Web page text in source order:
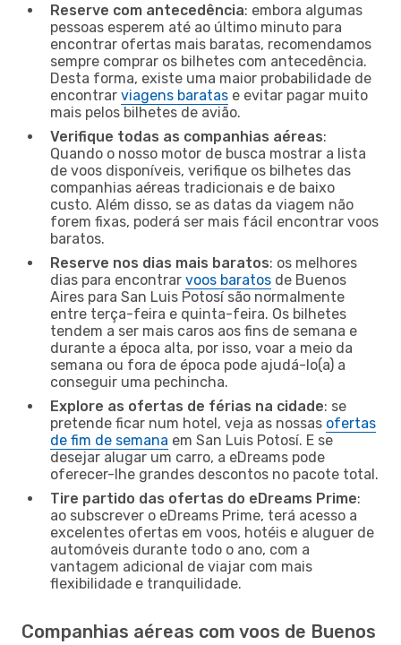
Reserve com antecedência: embora algumas
pessoas esperem até ao último minuto para
encontrar ofertas mais baratas, recomendamos
sempre comprar os bilhetes com antecedência.
Desta forma, existe uma maior probabilidade de
encontrar viagens baratas e evitar pagar muito
mais pelos bilhetes de avião.
Verifique todas as companhias aéreas:
Quando o nosso motor de busca mostrar a lista
de voos disponíveis, verifique os bilhetes das
companhias aéreas tradicionais e de baixo
custo. Além disso, se as datas da viagem não
forem fixas, poderá ser mais fácil encontrar voos
baratos.
Reserve nos dias mais baratos: os melhores
dias para encontrar voos baratos de Buenos
Aires para San Luis Potosí são normalmente
entre terça-feira e quinta-feira. Os bilhetes
tendem a ser mais caros aos fins de semana e
durante a época alta, por isso, voar a meio da
semana ou fora de época pode ajudá-lo(a) a
conseguir uma pechincha.
Explore as ofertas de férias na cidade: se
pretende ficar num hotel, veja as nossas ofertas
de fim de semana em San Luis Potosí. E se
desejar alugar um carro, a eDreams pode
oferecer-lhe grandes descontos no pacote total.
Tire partido das ofertas do eDreams Prime:
ao subscrever o eDreams Prime, terá acesso a
excelentes ofertas em voos, hotéis e aluguer de
automóveis durante todo o ano, com a
vantagem adicional de viajar com mais
flexibilidade e tranquilidade.
Companhias aéreas com voos de Buenos